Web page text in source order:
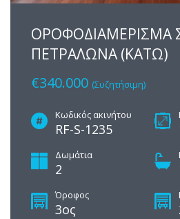
ΟΡΟΦΟΔΙΑΜΕΡΙΣΜΑ
ΠΕΤΡΑΛΩΝΑ (ΚΑΤΩ)
€340.000 (Συζητήσιμη)
Κωδικός ακινήτου
RF-S-1235
Δωμάτια
2
Όροφος
3ος